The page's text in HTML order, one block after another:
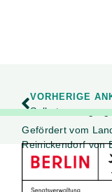
Gefördert vom
Reinickendorf von